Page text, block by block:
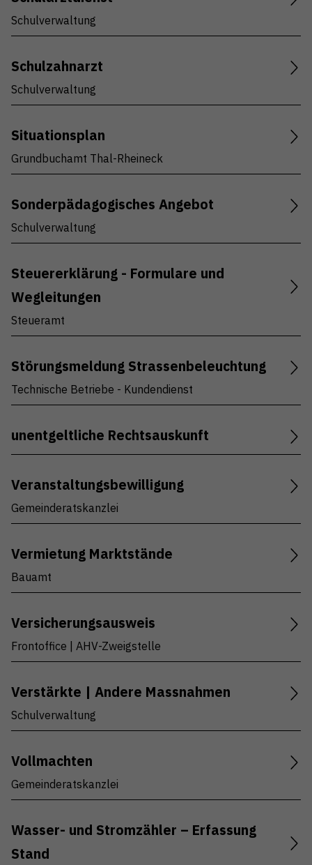
Schulverwaltung
Schulzahnarzt
Schulverwaltung
Situationsplan
Grundbuchamt Thal-Rheineck
Sonderpädagogisches Angebot
Schulverwaltung
Steuererklärung - Formulare und
Wegleitungen
Steueramt
Störungsmeldung Strassenbeleuchtung
Technische Betriebe - Kundendienst
unentgeltliche Rechtsauskunft
Veranstaltungsbewilligung
Gemeinderatskanzlei
Vermietung Marktstände
Bauamt
Versicherungsausweis
Frontoffice | AHV-Zweigstelle
Verstärkte | Andere Massnahmen
Schulverwaltung
Vollmachten
Gemeinderatskanzlei
Wasser- und Stromzähler – Erfassung
Stand